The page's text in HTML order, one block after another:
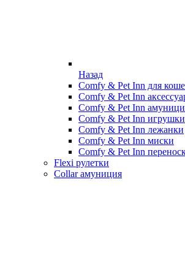
Назад
Comfy & Pet Inn для
Comfy & Pet Inn
Comfy & Pet Inn
Comfy & Pet Inn игрушки
Comfy & Pet Inn лежанки
Comfy & Pet Inn миски
Comfy & Pet Inn
Flexi рулетки
Collar амуниция